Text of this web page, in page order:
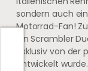
sondern auch
Motorrad-Fan!
ein Scrambler
exklusiv von
entwickelt wurde.